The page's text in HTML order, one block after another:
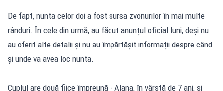
De fapt, nunta celor doi a fost sursa zvonurilor în mai multe
rânduri. În cele din urmă, au făcut anunțul oficial luni, deși nu
au oferit alte detalii și nu au împărtășit informații despre când
și unde va avea loc nunta.
Cuplul are două fiice împreună - Alana, în vârstă de 7 ani, și